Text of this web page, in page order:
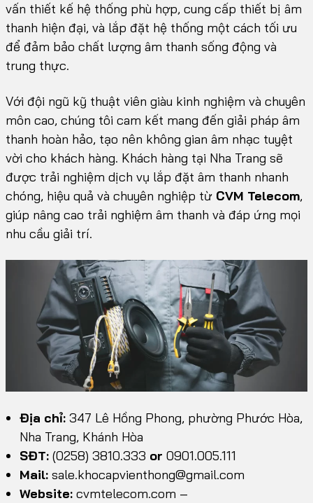
vấn thiết kế hệ thống phù hợp, cung cấp thiết bị âm
thanh hiện đại, và lắp đặt hệ thống một cách tối ưu
để đảm bảo chất lượng âm thanh sống động và
trung thực.
Với đội ngũ kỹ thuật viên giàu kinh nghiệm và chuyên
môn cao, chúng tôi cam kết mang đến giải pháp âm
thanh hoàn hảo, tạo nên không gian âm nhạc tuyệt
vời cho khách hàng. Khách hàng tại Nha Trang sẽ
được trải nghiệm dịch vụ lắp đặt âm thanh nhanh
chóng, hiệu quả và chuyên nghiệp từ CVM Telecom,
giúp nâng cao trải nghiệm âm thanh và đáp ứng mọi
nhu cầu giải trí.
Địa chỉ: 347 Lê Hồng Phong, phường Phước Hòa,
Nha Trang, Khánh Hòa
SĐT: (0258) 3810.333 or 0901.005.111
Mail: sale.khocapvienthong@gmail.com
Website: cvmtelecom.com –